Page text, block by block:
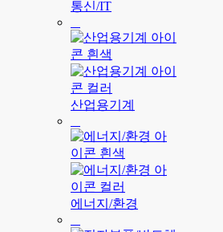
통신/IT
산업용기계
에너지/환경